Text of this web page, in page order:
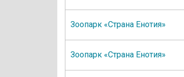
Зоопарк «Страна Енотия»
Зоопарк «Страна Енотия»